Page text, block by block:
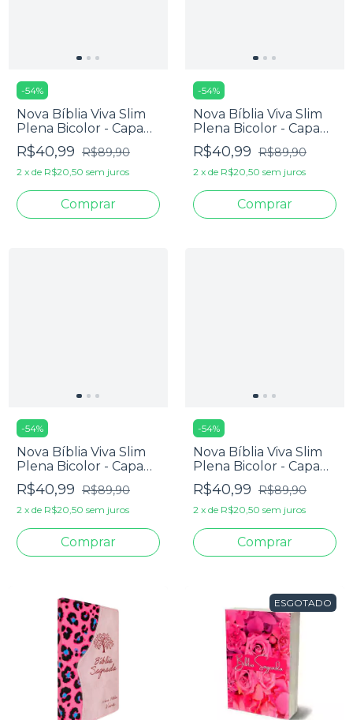
-54%
Nova Bíblia Viva Slim
Plena Bicolor - Capa
Luxo Rosa E Marrom
R$40,99 R$89,90
2 x de R$20,50 sem juros
-54%
Nova Bíblia Viva Slim
Plena Bicolor - Capa
Luxo Rosa E Pink
R$40,99 R$89,90
2 x de R$20,50 sem juros
-54%
Nova Bíblia Viva Slim
Plena Bicolor - Capa
Luxo Azul E Cinza
R$40,99 R$89,90
2 x de R$20,50 sem juros
-54%
Nova Bíblia Viva Slim
Plena Bicolor - Capa
Luxo Marrom Lisa
R$40,99 R$89,90
2 x de R$20,50 sem juros
ESGOTADO